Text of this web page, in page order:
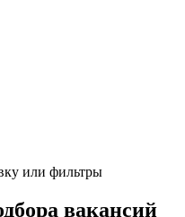
или фильтры
вакансий